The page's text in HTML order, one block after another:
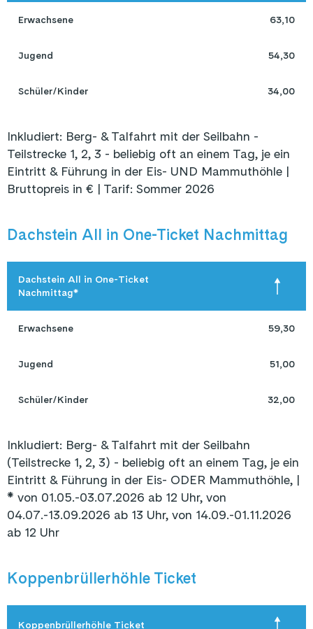
Erwachsene 63,10
Jugend 54,30
Schüler/Kinder 34,00
Inkludiert: Berg- & Talfahrt mit der Seilbahn -
Teilstrecke 1, 2, 3 - beliebig oft an einem Tag, je ein
Eintritt & Führung in der Eis- UND Mammuthöhle |
Bruttopreis in € | Tarif: Sommer 2026
Dachstein All in One-Ticket Nachmittag
Dachstein All in One-Ticket
Nachmittag*
Erwachsene 59,30
Jugend 51,00
Schüler/Kinder 32,00
Inkludiert: Berg- & Talfahrt mit der Seilbahn
(Teilstrecke 1, 2, 3) - beliebig oft an einem Tag, je ein
Eintritt & Führung in der Eis- ODER Mammuthöhle, |
* von 01.05.-03.07.2026 ab 12 Uhr, von
04.07.-13.09.2026 ab 13 Uhr, von 14.09.-01.11.2026
ab 12 Uhr
Koppenbrüllerhöhle Ticket
Koppenbrüllerhöhle Ticket